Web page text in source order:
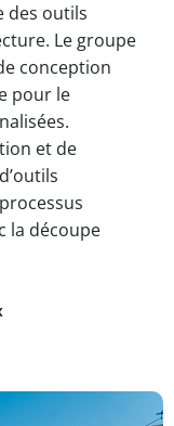
des outils
Le groupe
conception
pour le
et de
la découpe